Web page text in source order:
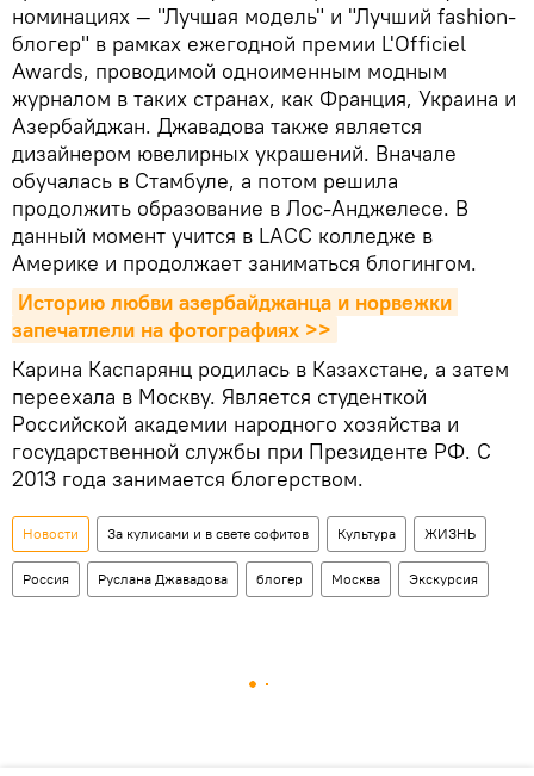
номинациях — "Лучшая модель" и "Лучший fashion-
блогер" в рамках ежегодной премии L'Officiel
Awards, проводимой одноименным модным
журналом в таких странах, как Франция, Украина и
Азербайджан. Джавадова также является
дизайнером ювелирных украшений. Вначале
обучалась в Стамбуле, а потом решила
продолжить образование в Лос-Анджелесе. В
данный момент учится в LACC колледже в
Америке и продолжает заниматься блогингом.
Историю любви азербайджанца и норвежки
запечатлели на фотографиях >>
Карина Каспарянц родилась в Казахстане, а затем
переехала в Москву. Является студенткой
Российской академии народного хозяйства и
государственной службы при Президенте РФ. С
2013 года занимается блогерством.
Новости За кулисами и в свете софитов Культура ЖИЗНЬ
Россия Руслана Джавадова блогер Москва Экскурсия